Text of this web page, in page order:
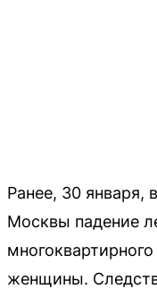
Ранее, 30 января,
Москвы падение
женщины.